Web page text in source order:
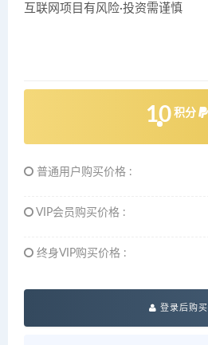
互联网项目有风险·投资需谨慎
10 积分
普通用户购买价格 :
VIP会员购买价格 :
终身VIP购买价格 :
登录后购买